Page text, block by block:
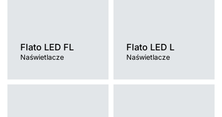
Flato LED FL
Naświetlacze
Flato LED L
Naświetlacze